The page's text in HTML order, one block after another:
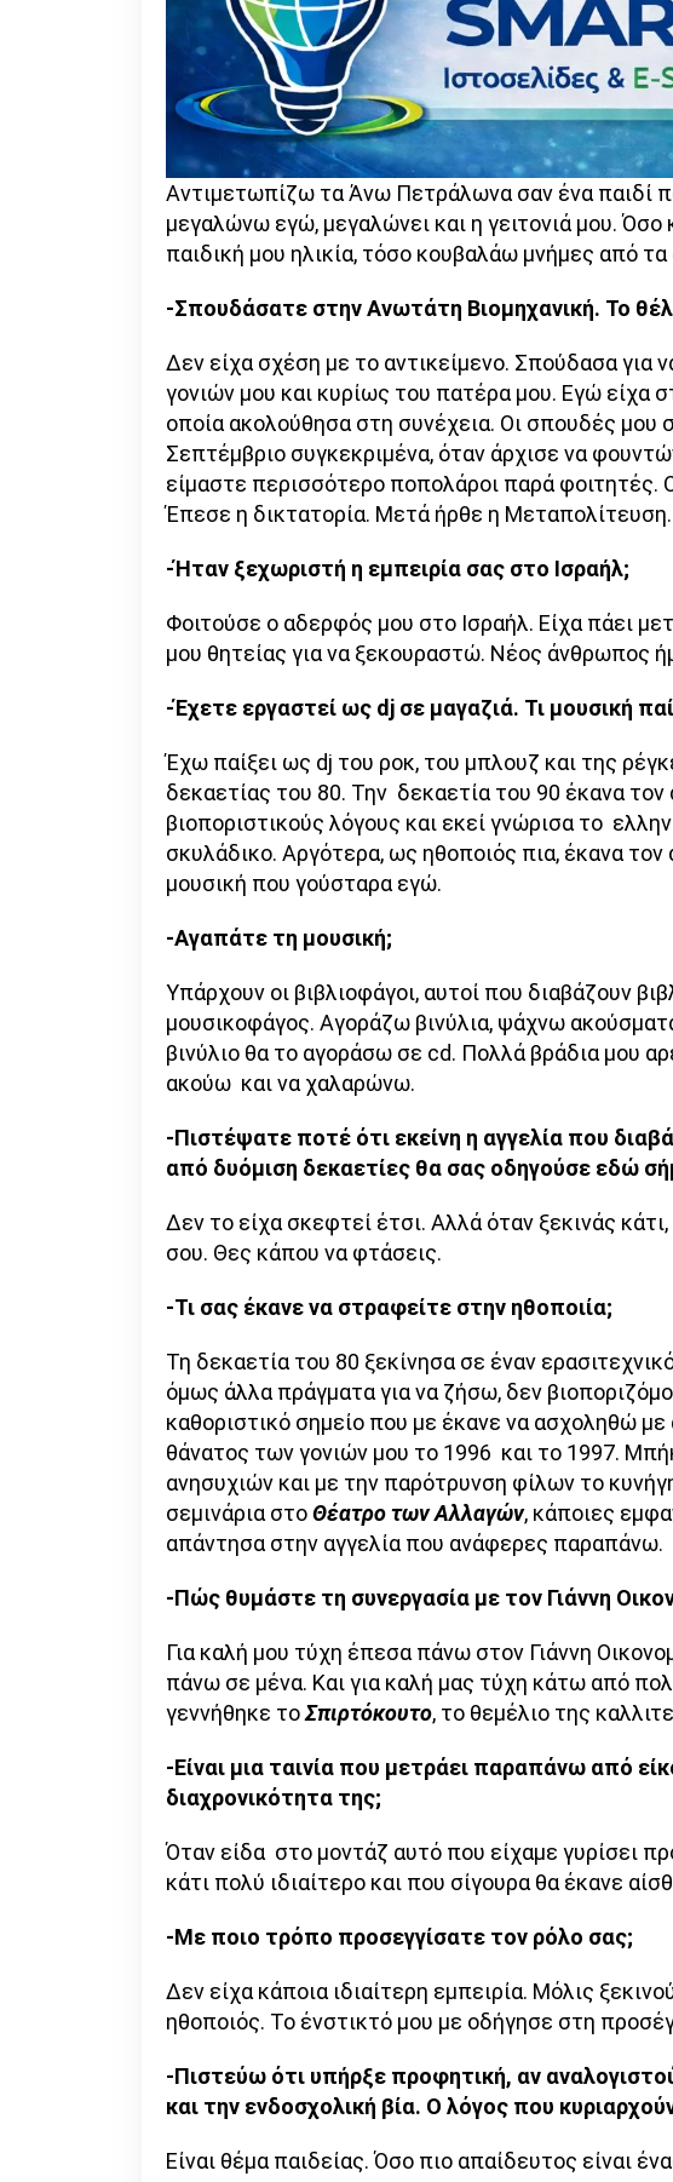
Αντιμετωπίζω τα Άνω Πετράλωνα σαν ένα παιδί
μεγαλώνω εγώ, μεγαλώνει και η γειτονιά μου.
παιδική μου ηλικία, τόσο κουβαλάω μνήμες από
-Σπουδάσατε στην Ανωτάτη Βιομηχανική. Το
Δεν είχα σχέση με το αντικείμενο. Σπούδασα για
γονιών μου και κυρίως του πατέρα μου. Εγώ είχα
οποία ακολούθησα στη συνέχεια. Οι σπουδές μου
Σεπτέμβριο συγκεκριμένα, όταν άρχισε να
είμαστε περισσότερο ποπολάροι παρά φοιτητές.
Έπεσε η δικτατορία. Μετά ήρθε η Μεταπολίτευση.
-Ήταν ξεχωριστή η εμπειρία σας στο Ισραήλ;
Φοιτούσε ο αδερφός μου στο Ισραήλ. Είχα πάει
μου θητείας για να ξεκουραστώ. Νέος άνθρωπος
-Έχετε εργαστεί ως dj σε μαγαζιά. Τι μουσική
Έχω παίξει ως dj του ροκ, του μπλουζ και της
δεκαετίας του 80. Την δεκαετία του 90 έκανα τον
βιοποριστικούς λόγους και εκεί γνώρισα το
σκυλάδικο. Αργότερα, ως ηθοποιός πια, έκανα
μουσική που γούσταρα εγώ.
-Αγαπάτε τη μουσική;
Υπάρχουν οι βιβλιοφάγοι, αυτοί που διαβάζουν
μουσικοφάγος. Αγοράζω βινύλια, ψάχνω
βινύλιο θα το αγοράσω σε cd. Πολλά βράδια μου
ακούω και να χαλαρώνω.
-Πιστέψατε ποτέ ότι εκείνη η αγγελία που
από δυόμιση δεκαετίες θα σας οδηγούσε εδώ
Δεν το είχα σκεφτεί έτσι. Αλλά όταν ξεκινάς
σου. Θες κάπου να φτάσεις.
-Τι σας έκανε να στραφείτε στην ηθοποιία;
Τη δεκαετία του 80 ξεκίνησα σε έναν
όμως άλλα πράγματα για να ζήσω, δεν
καθοριστικό σημείο που με έκανε να ασχοληθώ
θάνατος των γονιών μου το 1996 και το 1997.
ανησυχιών και με την παρότρυνση φίλων το
σεμινάρια στοΘέατρο των Αλλαγών, κάποιες
απάντησα στην αγγελία που ανάφερες παραπάνω.
-Πώς θυμάστε τη συνεργασία με τον Γιάννη
Για καλή μου τύχη έπεσα πάνω στον Γιάννη
πάνω σε μένα. Και για καλή μας τύχη κάτω από
γεννήθηκε τοΣπιρτόκουτο, το θεμέλιο της
-Είναι μια ταινία που μετράει παραπάνω από
διαχρονικότητα της;
Όταν είδα στο μοντάζ αυτό που είχαμε γυρίσει
κάτι πολύ ιδιαίτερο και που σίγουρα θα έκανε
-Με ποιο τρόπο προσεγγίσατε τον ρόλο σας;
Δεν είχα κάποια ιδιαίτερη εμπειρία. Μόλις
ηθοποιός. Το ένστικτό μου με οδήγησε στη
-Πιστεύω ότι υπήρξε προφητική, αν
και την ενδοσχολική βία. Ο λόγος που
Είναι θέμα παιδείας. Όσο πιο απαίδευτος είναι